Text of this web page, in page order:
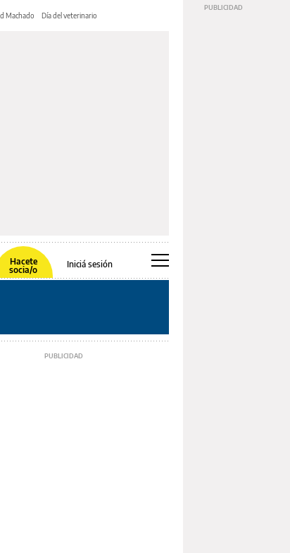
Machado Día del veterinario
Hacete
socia/o
Iniciá sesión